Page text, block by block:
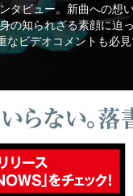
タビュー。新曲への想
の知られざる素顔に迫
なビデオコメントも必